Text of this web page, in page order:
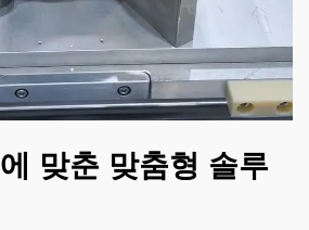
맞춘 맞춤형 솔루